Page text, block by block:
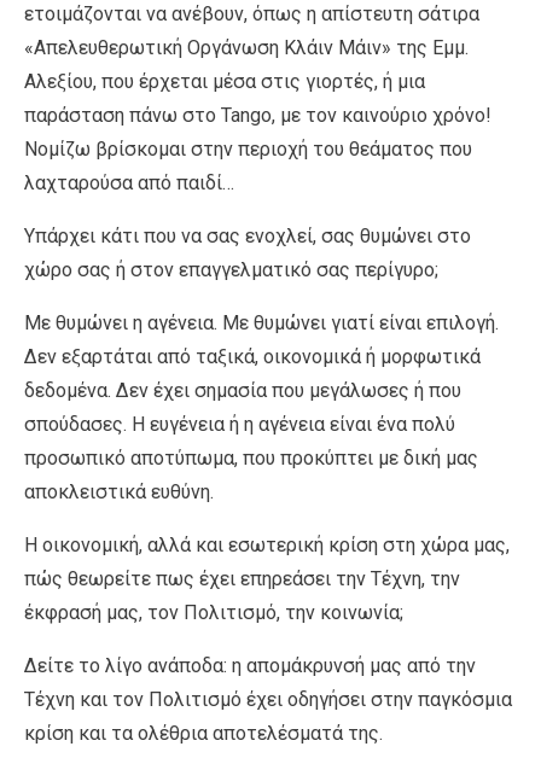
ετοιμάζονται να ανέβουν, όπως η απίστευτη σάτιρα
«Απελευθερωτική Οργάνωση Κλάιν Μάιν» της Εμμ.
Αλεξίου, που έρχεται μέσα στις γιορτές, ή μια
παράσταση πάνω στο Tango, με τον καινούριο χρόνο!
Νομίζω βρίσκομαι στην περιοχή του θεάματος που
λαχταρούσα από παιδί…
Υπάρχει κάτι που να σας ενοχλεί, σας θυμώνει στο
χώρο σας ή στον επαγγελματικό σας περίγυρο;
Με θυμώνει η αγένεια. Με θυμώνει γιατί είναι επιλογή.
Δεν εξαρτάται από ταξικά, οικονομικά ή μορφωτικά
δεδομένα. Δεν έχει σημασία που μεγάλωσες ή που
σπούδασες. Η ευγένεια ή η αγένεια είναι ένα πολύ
προσωπικό αποτύπωμα, που προκύπτει με δική μας
αποκλειστικά ευθύνη.
Η οικονομική, αλλά και εσωτερική κρίση στη χώρα μας,
πώς θεωρείτε πως έχει επηρεάσει την Τέχνη, την
έκφρασή μας, τον Πολιτισμό, την κοινωνία;
Δείτε το λίγο ανάποδα: η απομάκρυνσή μας από την
Τέχνη και τον Πολιτισμό έχει οδηγήσει στην παγκόσμια
κρίση και τα ολέθρια αποτελέσματά της.